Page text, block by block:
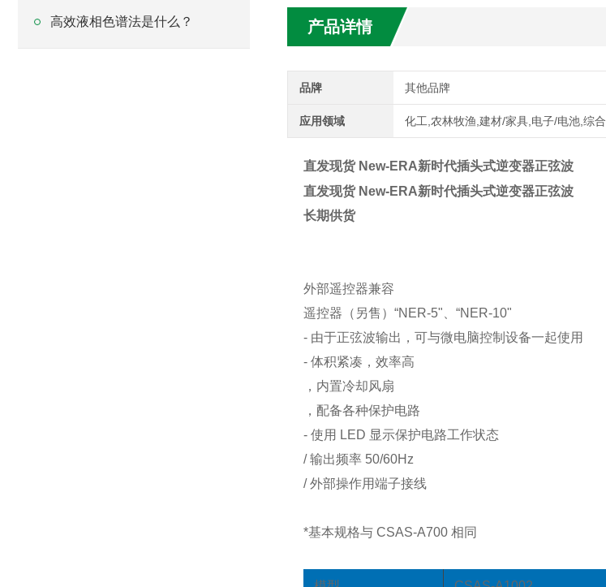
产品详情
品牌 其他品牌
应用领域 化工,农林牧渔,建材/家具,电子/电池,综合
直发现货 New-ERA新时代插头式逆变器正弦波
直发现货 New-ERA新时代插头式逆变器正弦波
长期供货
外部遥控器兼容
遥控器（另售）“NER-5"、“NER-10"
- 由于正弦波输出，可与微电脑控制设备一起使用
- 体积紧凑，效率高
，内置冷却风扇
，配备各种保护电路
- 使用 LED 显示保护电路工作状态
/ 输出频率 50/60Hz
/ 外部操作用端子接线
*基本规格与 CSAS-A700 相同
高效液相色谱法是什么？